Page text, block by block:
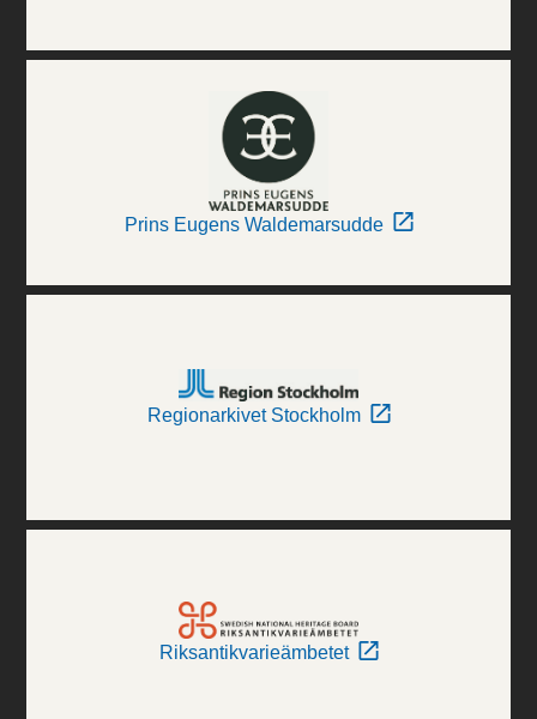
Prins Eugens Waldemarsudde
Regionarkivet Stockholm
Riksantikvarieämbetet